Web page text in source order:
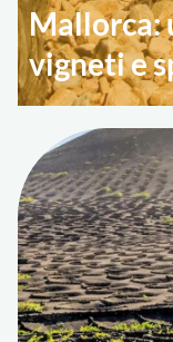
Mallorca:
vigneti e